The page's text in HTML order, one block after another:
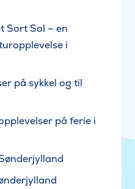
Sort Sol – en
i
på sykkel og til
på ferie i